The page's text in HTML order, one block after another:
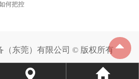
何把控
（东莞）有限公司 © 版权所有